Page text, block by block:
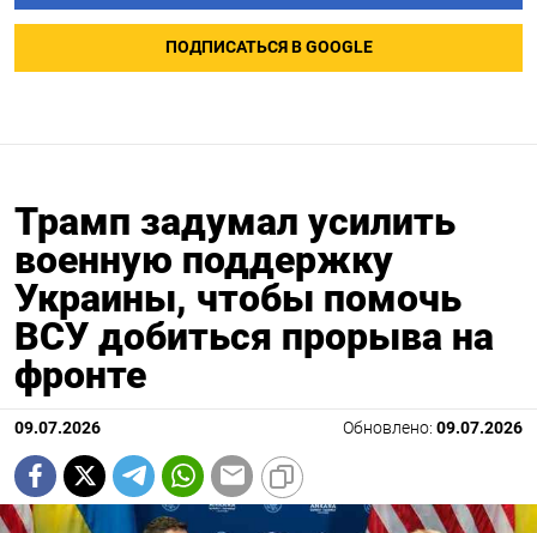
ПОДПИСАТЬСЯ В GOOGLE
Трамп задумал усилить
военную поддержку
Украины, чтобы помочь
ВСУ добиться прорыва на
фронте
09.07.2026 Обновлено: 09.07.2026